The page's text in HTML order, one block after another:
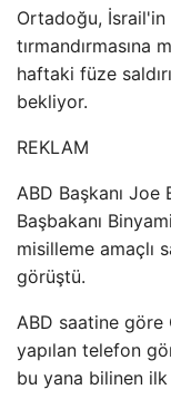
Ortadoğu,
tırmandırmasına
haftaki füze
bekliyor.
REKLAM
ABD Başkanı
Başbakanı
misilleme amaçlı
görüştü.
ABD saatine göre
yapılan telefon
bu yana bilinen ilk